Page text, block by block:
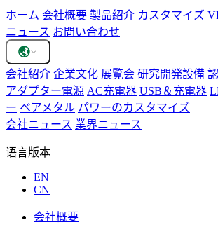
ホーム 会社概要 製品紹介 カスタマイズ
ニュース お問い合わせ
会社紹介 企業文化 展覧会 研究開発設備
アダプター電源 AC充電器 USB＆充電器
ー ベアメタル パワーのカスタマイズ
会社ニュース 業界ニュース
语言版本
EN
CN
会社概要